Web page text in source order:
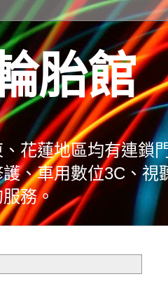
胎館
花蓮地區均有連鎖
、車用數位3C、
務。